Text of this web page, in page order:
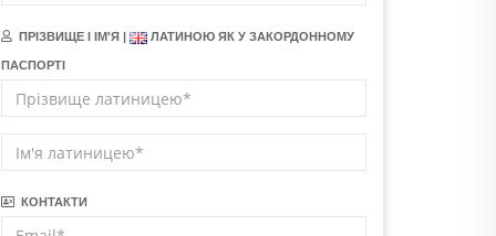
ПРІЗВИЩЕ І ІМ'Я | ЛАТИНОЮ ЯК У ЗАКОРДОННОМУ
ПАСПОРТІ
КОНТАКТИ